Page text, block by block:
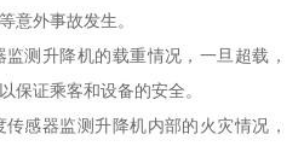
意外事故发生。
测升降机的载重情况，一旦超载，
保证乘客和设备的安全。
感器监测升降机内部的火灾情况，